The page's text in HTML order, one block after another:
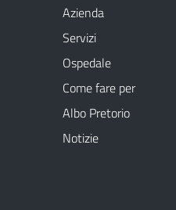
Azienda
Servizi
Ospedale
Come fare per
Albo Pretorio
Notizie